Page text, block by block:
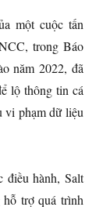
một cuộc tấn
trong Báo
năm 2022, đã
lộ thông tin cá
vi phạm dữ liệu
điều hành, Salt
trợ quá trình